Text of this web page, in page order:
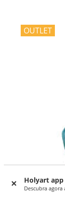
Holyart app
Descubra agora
OUTLET